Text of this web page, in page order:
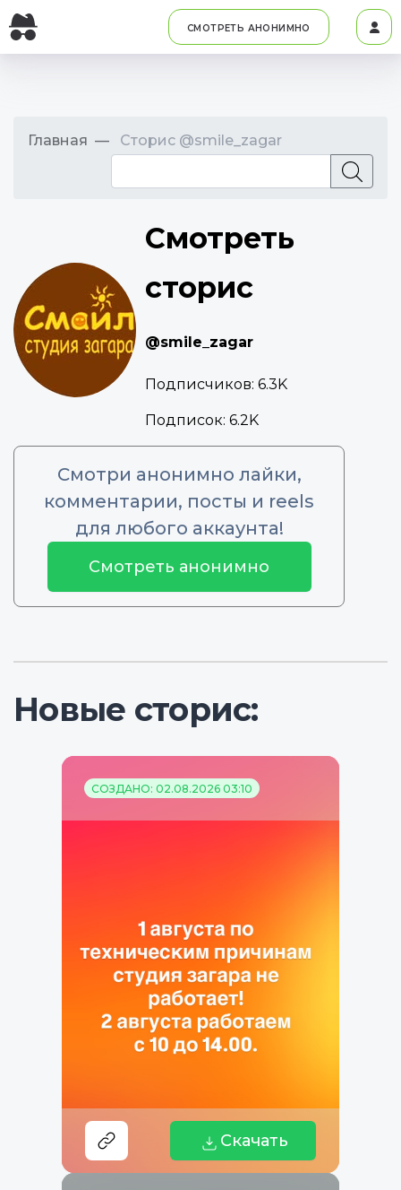
СМОТРЕТЬ АНОНИМНО
Главная Сторис @smile_zagar
Смотреть
сторис
@smile_zagar
Подписчиков: 6.3K
Подписок: 6.2K
Смотри анонимно лайки,
комментарии, посты и reels
для любого аккаунта!
Смотреть анонимно
Новые сторис:
СОЗДАНО: 02.08.2026 03:10
Скачать